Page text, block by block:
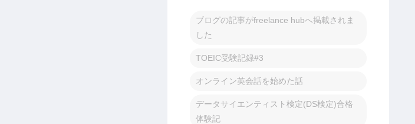
ブログの記事がfreelance hubへ掲載されま
した
TOEIC受験記録#3
オンライン英会話を始めた話
データサイエンティスト検定(DS検定)合格
体験記